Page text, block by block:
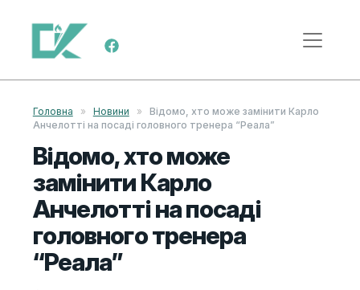
Skip to content
Main Navigation
Головна » Новини »
Відомо, хто може замінити Карло
Анчелотті на посаді головного тренера “Реала”
Відомо, хто може
замінити Карло
Анчелотті на посаді
головного тренера
“Реала”